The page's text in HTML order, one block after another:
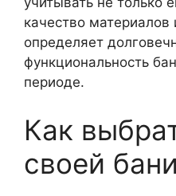
качество материалов
определяет
функциональность
периоде.
Как
своей